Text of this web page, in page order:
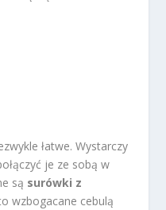
łatwe. Wystarczy
je ze sobą w
są surówki z
wzbogacane cebulą